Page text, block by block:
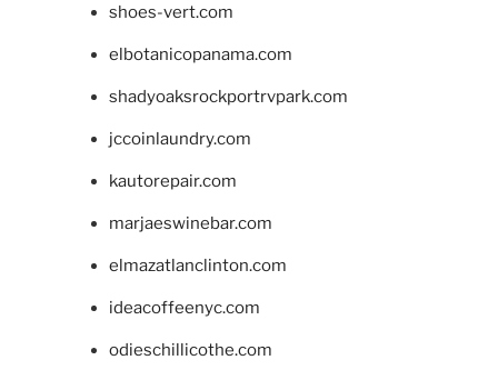
shoes-vert.com
elbotanicopanama.com
shadyoaksrockportrvpark.com
jccoinlaundry.com
kautorepair.com
marjaeswinebar.com
elmazatlanclinton.com
ideacoffeenyc.com
odieschillicothe.com